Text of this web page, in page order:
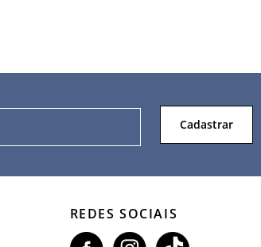
Cadastrar
REDES SOCIAIS